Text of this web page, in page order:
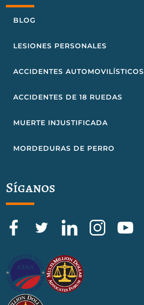
BLOG
LESIONES PERSONALES
ACCIDENTES AUTOMOVILÍSTICOS
ACCIDENTES DE 18 RUEDAS
MUERTE INJUSTIFICADA
MORDEDURAS DE PERRO
Síganos